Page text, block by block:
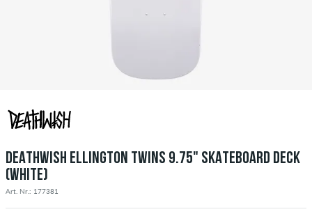
DEATHWISH ELLINGTON TWINS 9.75" SKATEBOARD DECK
(WHITE)
Art. Nr.: 177381